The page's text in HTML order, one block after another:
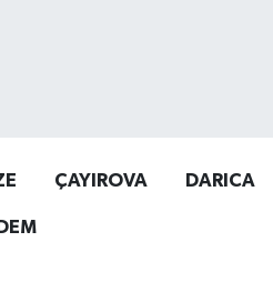
ÇAYIROVA DARICA